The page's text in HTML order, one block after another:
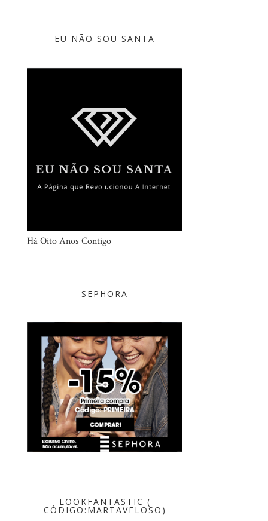
EU NÃO SOU SANTA
Há Oito Anos Contigo
SEPHORA
LOOKFANTASTIC (
CÓDIGO:MARTAVELOSO)